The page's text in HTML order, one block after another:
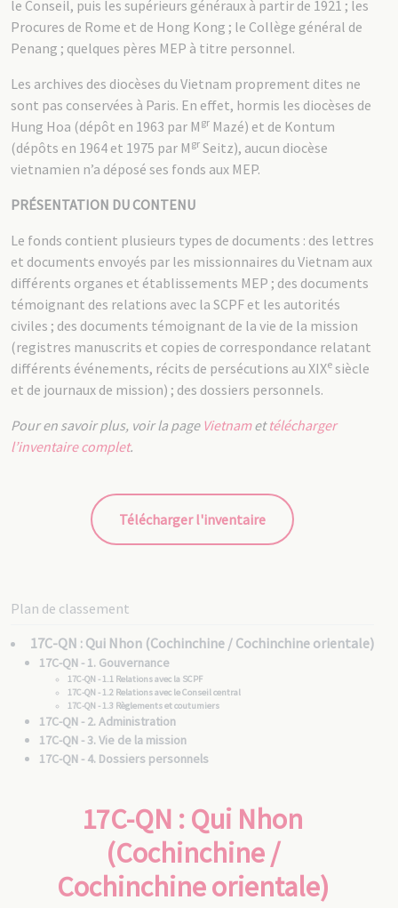
le Conseil, puis les supérieurs généraux à partir de 1921 ; les
Procures de Rome et de Hong Kong ; le Collège général de
Penang ; quelques pères MEP à titre personnel.
Les archives des diocèses du Vietnam proprement dites ne
sont pas conservées à Paris. En effet, hormis les diocèses de
Hung Hoa (dépôt en 1963 par M gr Mazé) et de Kontum
(dépôts en 1964 et 1975 par M gr Seitz), aucun diocèse
vietnamien n’a déposé ses fonds aux MEP.
PRÉSENTATION DU CONTENU
Le fonds contient plusieurs types de documents : des lettres
et documents envoyés par les missionnaires du Vietnam aux
différents organes et établissements MEP ; des documents
témoignant des relations avec la SCPF et les autorités
civiles ; des documents témoignant de la vie de la mission
(registres manuscrits et copies de correspondance relatant
différents événements, récits de persécutions au XIXe siècle
et de journaux de mission) ; des dossiers personnels.
Pour en savoir plus, voir la page Vietnamettélécharger
l’inventaire complet.
Télécharger l'inventaire
Plan de classement
17C-QN : Qui Nhon (Cochinchine / Cochinchine orientale)
17C-QN - 1. Gouvernance
17C-QN - 1.1 Relations avec la SCPF
17C-QN - 1.2 Relations avec le Conseil central
17C-QN - 1.3 Règlements et coutumiers
17C-QN - 2. Administration
17C-QN - 3. Vie de la mission
17C-QN - 4. Dossiers personnels
17C-QN - 4.1/3 Mgr Jean-Louis TABERD [0340]
17C-QN - 4.1/4 Mgr Eugène CHARBONNIER [0570]
17C-QN - 4.1/5 Mgr Louis GALIBERT [0990]
17C-QN - 4.1/6 Mgr François-Xavier VAN CAMELBEKE [0826]
17C-QN - 4.1/7 Mgr Damien GRANGEON [1557]
17C-QN - 4.1/8 Mgr Augustin TARDIEU [2304]
17C-QN - 4.2 Pères MEP
17C-QN - 4.3 Pères non MEP
17C-QN : Qui Nhon
(Cochinchine /
Cochinchine orientale)